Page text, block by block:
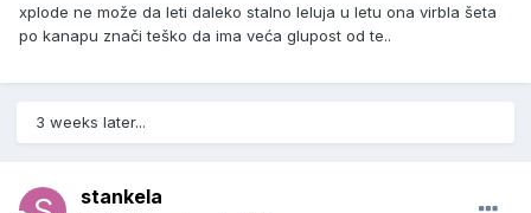
xplode ne može da leti daleko stalno leluja u letu ona virbla šeta
po kanapu znači teško da ima veća glupost od te..
3 weeks later...
stankela